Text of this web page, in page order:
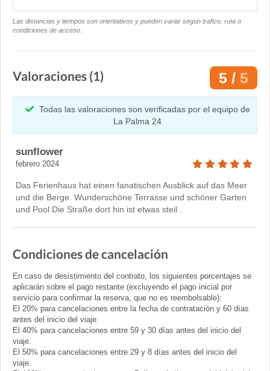
Las distancias y tiempos son orientativos y pueden variar segun trafico, ruta o
condiciones de acceso.
Valoraciones (1) 5 / 5
Todas las valoraciones son verificadas por el equipo de
La Palma 24
sunflower
febrero 2024
Das Ferienhaus hat einen fanatischen Ausblick auf das Meer
und die Berge. Wunderschöne Terrasse und schöner Garten
und Pool Die Straße dort hin ist etwas steil .
Condiciones de cancelación
En caso de desistimiento del contrato, los siguientes porcentajes se
aplicarán sobre el pago restante (excluyendo el pago inicial por
servicio para confirmar la reserva, que no es reembolsable):
El 20% para cancelaciones entre la fecha de contratación y 60 días
antes del inicio del viaje.
El 40% para cancelaciones entre 59 y 30 días antes del inicio del
viaje.
El 50% para cancelaciones entre 29 y 8 días antes del inicio del
viaje.